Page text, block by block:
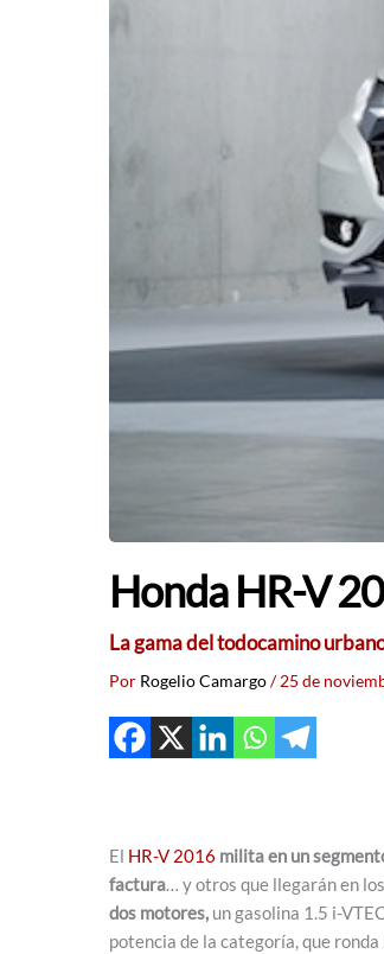
Honda HR-V
La gama del todocamino
Por Rogelio Camargo/25 de
El HR-V 2016 milita en un
factura… y otros que llegarán en
dos motores, un gasolina 1.5 i-
potencia de la categoría, que